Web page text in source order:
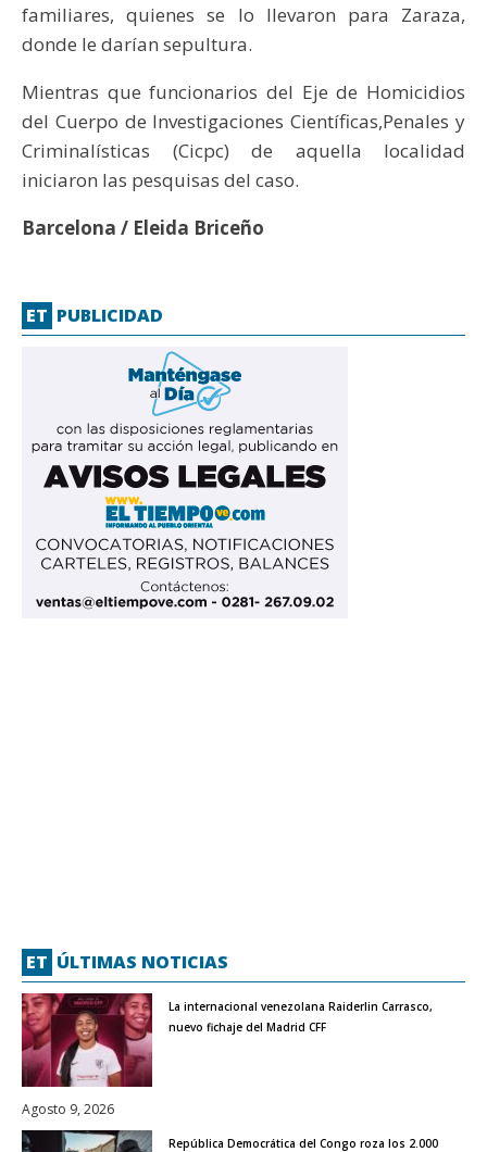
familiares, quienes se lo llevaron para Zaraza,
donde le darían sepultura.
Mientras que funcionarios del Eje de Homicidios
del Cuerpo de Investigaciones Científicas,Penales y
Criminalísticas (Cicpc) de aquella localidad
iniciaron las pesquisas del caso.
Barcelona / Eleida Briceño
ET PUBLICIDAD
ET ÚLTIMAS NOTICIAS
La internacional venezolana Raiderlin Carrasco,
nuevo fichaje del Madrid CFF
Agosto 9, 2026
República Democrática del Congo roza los 2.000